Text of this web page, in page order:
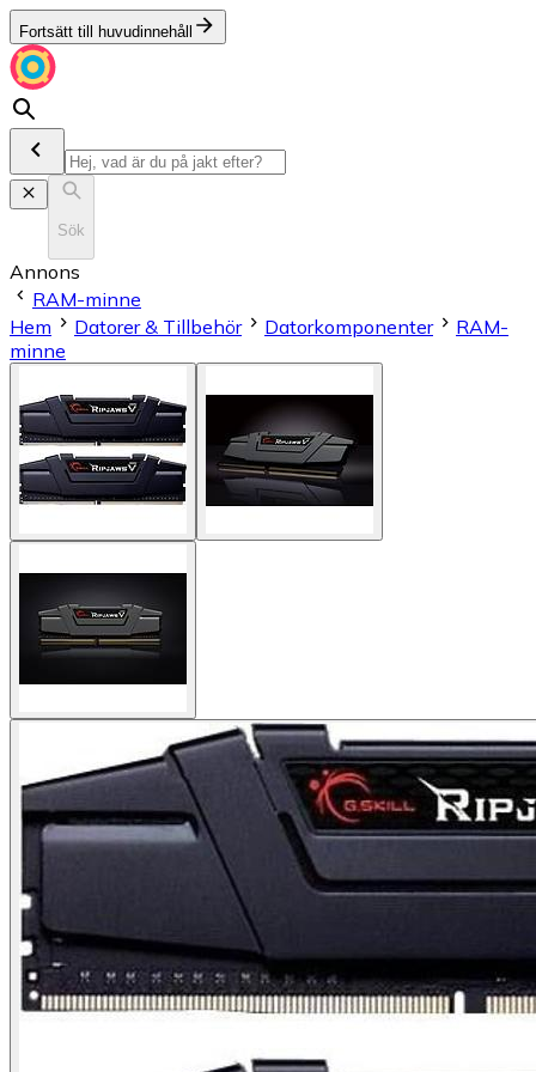
Fortsätt till huvudinnehåll
Sök
Annons
RAM-minne
Hem
Datorer & Tillbehör Datorkomponenter
RAM-
minne